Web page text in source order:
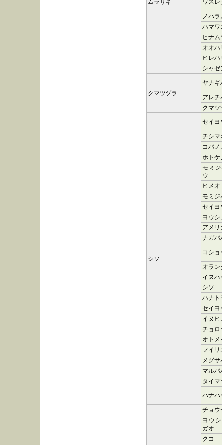
ムラサキ ワスレ
ノハラ
ハマワ
ヒナム
オオハ
ヒレハ
シャゼ
クマツヅラ
ヤナギ
アレチ
クマツ
シソ
セイヨ
チシマ
コバノ
ホトケ
モミ
ウ
ヒメオ
モミジ
セイヨ
ヨウシ
アメリ
ナガバ
コショ
オラン
イヌハ
シソ
ハナト
セイヨ
イヌヒ
チョロ
オトメ
フイリ
メグサ
マルバ
タイマ
ハナハ
チョウ
ヨウ
ガオ
クコ